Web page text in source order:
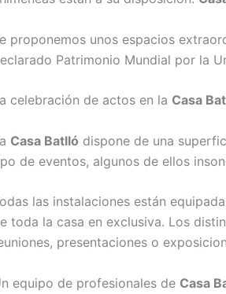
proponemos unos espacios
Patrimonio Mundial por la
celebración de actos en la Casa
Casa Batlló dispone de una
de eventos, algunos de ellos
las instalaciones están
toda la casa en exclusiva. Los
presentaciones o
equipo de profesionales de Casa